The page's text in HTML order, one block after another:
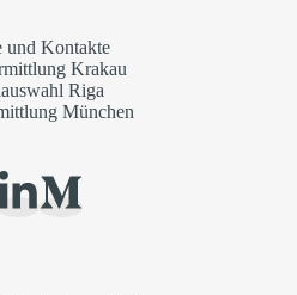
und Kontakte
Krakau
Riga
München